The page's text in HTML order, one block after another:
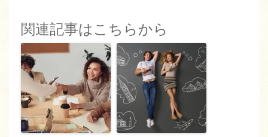
関連記事はこちらから